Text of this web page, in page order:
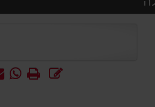
שאל WhatsApp
הדפס